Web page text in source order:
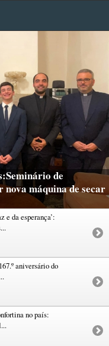
de
máquina de secar
e da esperança’:
aniversário do
no país: